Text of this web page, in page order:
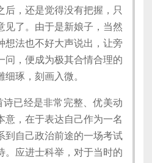
后，还是觉得没有把握，只
见了。由于是新娘子，当然
想法也不好大声说出，让旁
问，便成为极其合情合理的
琢，刻画入微。
诗已经是非常完整、优美动
意，在于表达自己作为一名
到自己政治前途的一场考试
。应进士科举，对于当时的